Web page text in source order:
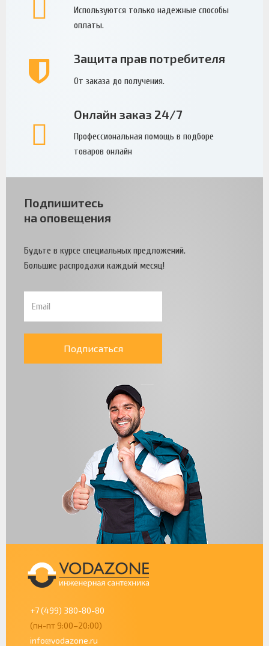
Используются только надежные способы
оплаты.
Защита прав потребителя
От заказа до получения.
Онлайн заказ 24/7
Профессиональная помощь в подборе
товаров онлайн
Подпишитесь
на оповещения
Будьте в курсе специальных предложений.
Большие распродажи каждый месяц!
Подписаться
+7 (499) 380-80-80
(пн-пт 9:00–20:00)
info@vodazone.ru